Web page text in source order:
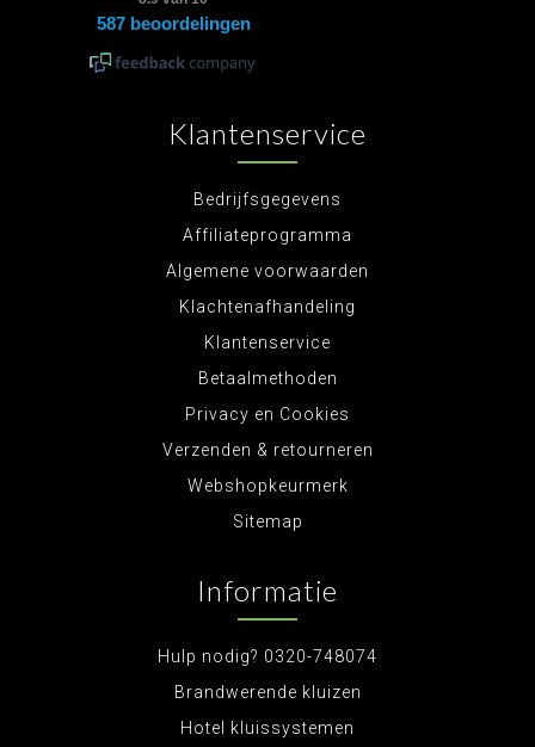
Klantenservice
Bedrijfsgegevens
Affiliateprogramma
Algemene voorwaarden
Klachtenafhandeling
Klantenservice
Betaalmethoden
Privacy en Cookies
Verzenden & retourneren
Webshopkeurmerk
Sitemap
Informatie
Hulp nodig? 0320-748074
Brandwerende kluizen
Hotel kluissystemen